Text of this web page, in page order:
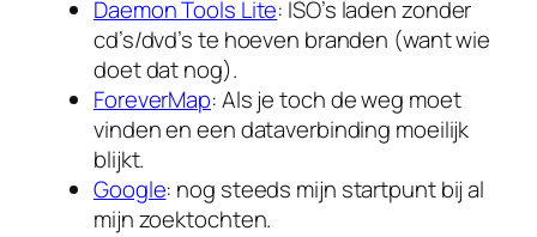
Daemon Tools Lite: ISO’s laden zonder
cd’s/dvd’s te hoeven branden (want wie
doet dat nog).
ForeverMap: Als je toch de weg moet
vinden en een dataverbinding moeilijk
blijkt.
Google: nog steeds mijn startpunt bij al
mijn zoektochten.